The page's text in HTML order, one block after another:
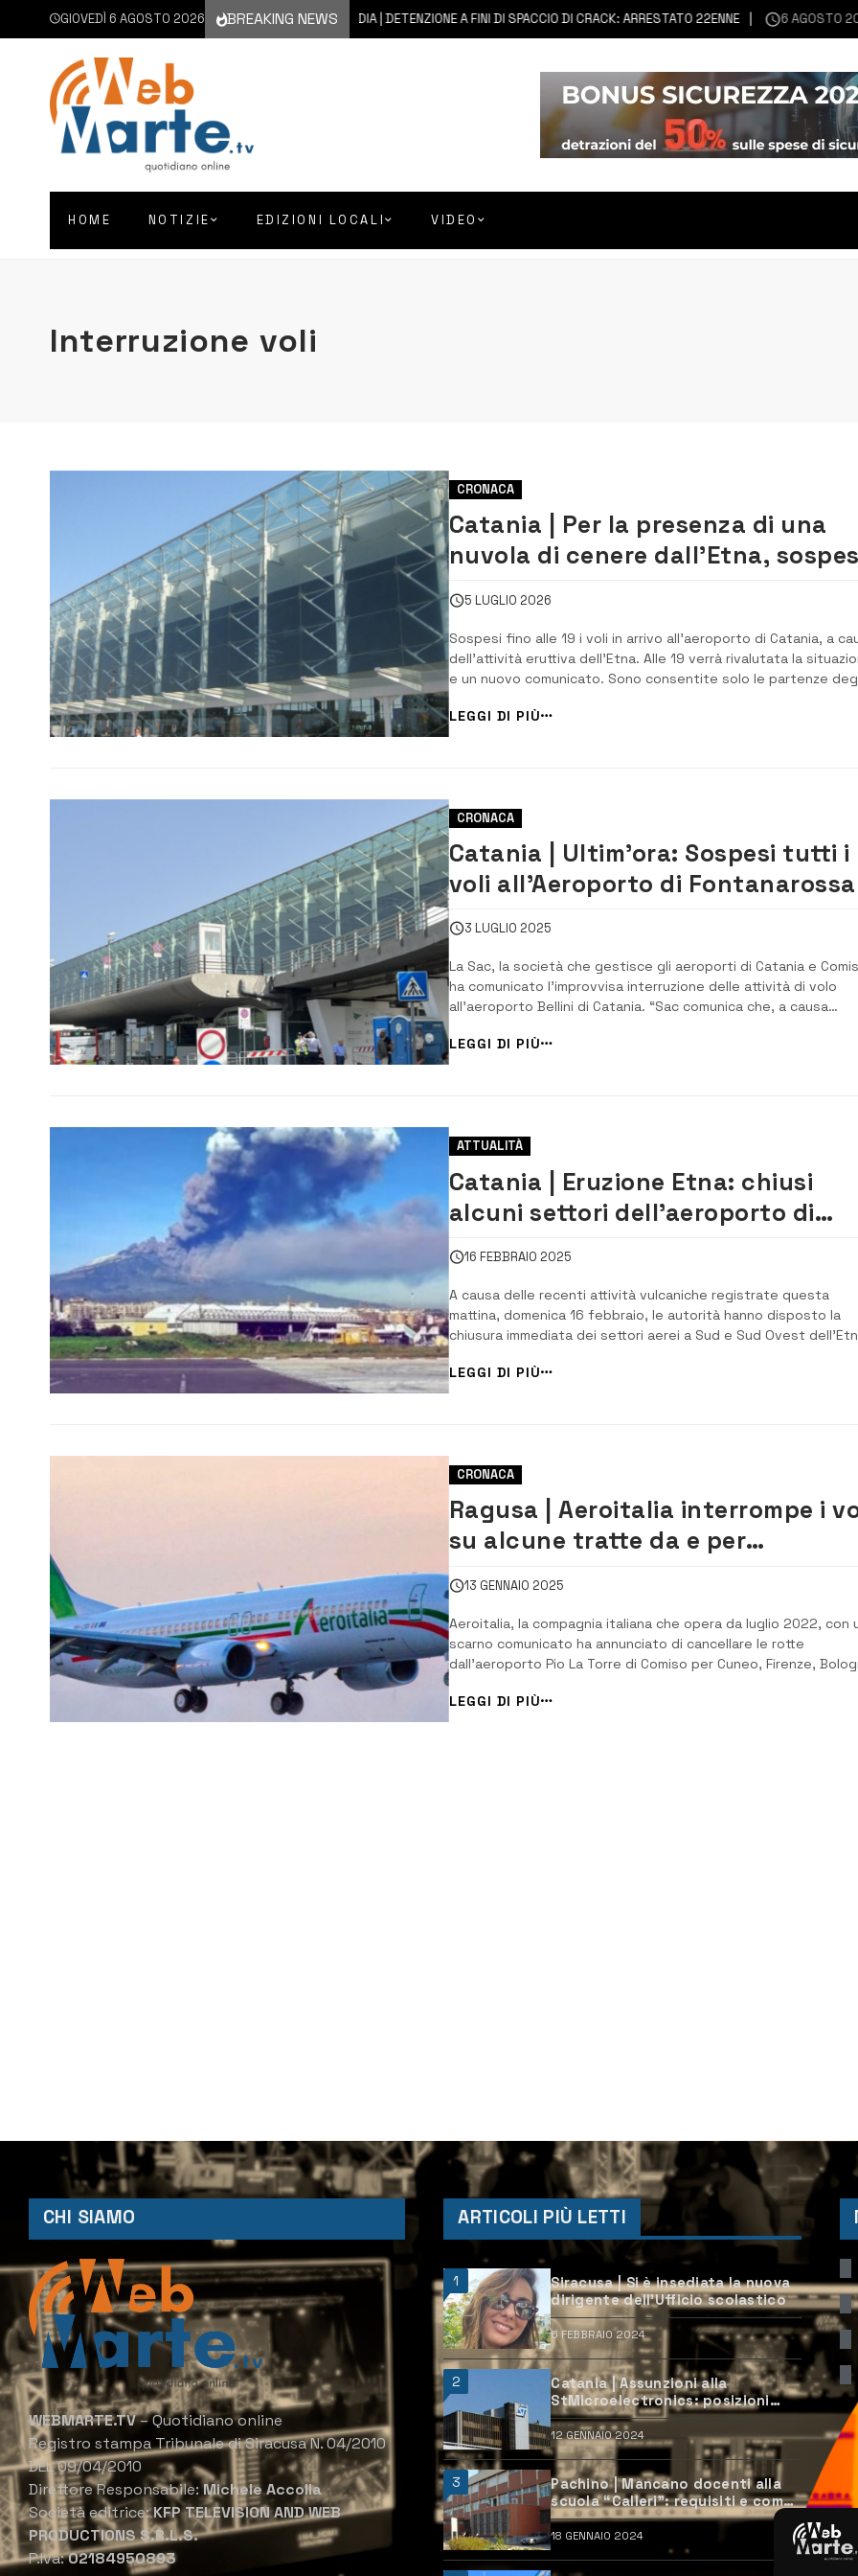
GIOVEDÌ 6 AGOSTO 2026 BREAKING NEWS
6 AGOSTO 2026 FLORIDIA | DETENZIONE A FINI DI SPACCIO DI CRACK: ARRESTATO 22ENNE 6 AGOSTO 2026
HOME NOTIZIE EDIZIONI LOCALI VIDEO
Interruzione voli
CRONACA
Catania | Per la presenza di una
nuvola di cenere dall’Etna,
fino alle 19 i voli all’aeroporto
Bellini
5 LUGLIO 2026
Sospesi fino alle 19 i voli in arrivo all’aeroporto di Catania, a
dell’attività eruttiva dell’Etna. Alle 19 verrà rivalutata la
e un nuovo comunicato. Sono consentite solo le partenze
aerei presenti in pista nell’aeroporto. Attualmente l’altezza
nuvola di cenere che parte dal cratere Voragine è alta un
chilometro e...
LEGGI DI PIÙ
CRONACA
Catania | Ultim’ora: Sospesi tutti i
voli all’Aeroporto di Fontanarossa
3 LUGLIO 2025
La Sac, la società che gestisce gli aeroporti di Catania e
ha comunicato l’improvvisa interruzione delle attività di volo
all’aeroporto Bellini di Catania. “Sac comunica che, a causa
la presenza di ostacoli lungo le direttrici di atterraggio e decollo
poste ad ovest d...
LEGGI DI PIÙ
ATTUALITÀ
Catania | Eruzione Etna: chiusi
alcuni settori dell’aeroporto di
Fontanarossa
16 FEBBRAIO 2025
A causa delle recenti attività vulcaniche registrate questa
mattina, domenica 16 febbraio, le autorità hanno disposto la
chiusura immediata dei settori aerei a Sud e Sud Ovest
La misura ha comportato l’interruzione di tutte le operazioni di
volo in arrivo, con un blocco che rimarrà in vigore fino alle 19:00
oggi. Attu...
LEGGI DI PIÙ
CRONACA
Ragusa | Aeroitalia interrompe i
su alcune tratte da e per
l’aeroporto di Comiso
13 GENNAIO 2025
Aeroitalia, la compagnia italiana che opera da luglio 2022, con
scarno comunicato ha annunciato di cancellare le rotte
dall’aeroporto Pio La Torre di Comiso per Cuneo, Firenze,
e Perugia. “A margine delle interlocuzioni avute con Sac, si è
deciso di proseguire le nostre operazioni su Comiso
a tre destinazioni: R...
LEGGI DI PIÙ
CHI SIAMO
WEBMARTE.TV– Quotidiano online
Registro stampa Tribunale di Siracusa N. 04/2010
DEL 09/04/2010
Direttore Responsabile:Michele Accolla
Società editrice:KFP TELEVISION AND WEB
PRODUCTIONS S.R.L.S.
P.Iva:02184950893
ARTICOLI PIÙ LETTI
1
Siracusa | Si è insediata la nuova
dirigente dell’Ufficio scolastico
6 FEBBRAIO 2024
2
Catania | Assunzioni alla
StMicroelectronics: posizioni
aperte e come candidarsi
12 GENNAIO 2024
3
Pachino | Mancano docenti alla
scuola “Calleri”: requisiti e come
candidarsi
18 GENNAIO 2024